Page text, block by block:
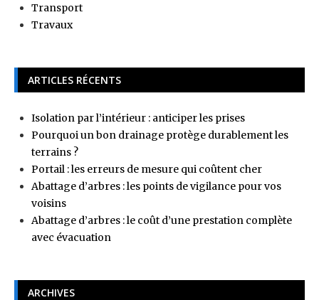
Transport
Travaux
ARTICLES RÉCENTS
Isolation par l’intérieur : anticiper les prises
Pourquoi un bon drainage protège durablement les
terrains ?
Portail : les erreurs de mesure qui coûtent cher
Abattage d’arbres : les points de vigilance pour vos
voisins
Abattage d’arbres : le coût d’une prestation complète
avec évacuation
ARCHIVES